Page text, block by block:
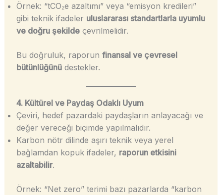
Örnek: “tCO₂e azaltımı” veya “emisyon kredileri”
gibi teknik ifadeler uluslararası standartlarla uyumlu
ve doğru şekildeçevrilmelidir.
Bu doğruluk, raporun finansal ve çevresel
bütünlüğünüdestekler.
4. Kültürel ve Paydaş Odaklı Uyum
Çeviri, hedef pazardaki paydaşların anlayacağı ve
değer vereceği biçimde yapılmalıdır.
Karbon nötr dilinde aşırı teknik veya yerel
bağlamdan kopuk ifadeler, raporun etkisini
azaltabilir.
Örnek: “Net zero” terimi bazı pazarlarda “karbon